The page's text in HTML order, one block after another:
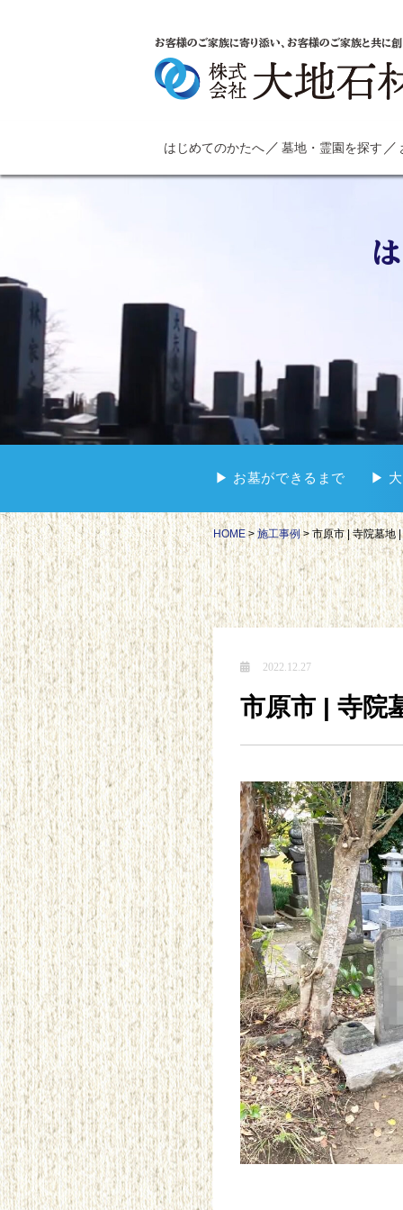
お客様のご家族に寄り添い、お客様のご家族と共に
はじめてのかたへ 墓地・霊園を探す
▶︎ お墓ができるまで ▶︎ 大
HOME>施工事例> 市原市 | 寺院墓地
2022.12.27
市原市 | 寺院